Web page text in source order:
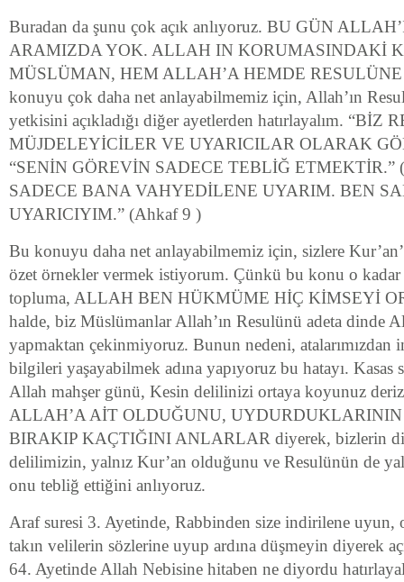
Buradan da şunu çok açık anlıyoruz. BU GÜN
ARAMIZDA YOK. ALLAH IN KORUMASINDAKİ
MÜSLÜMAN, HEM ALLAH’A HEMDE
konuyu çok daha net anlayabilmemiz için, Allah’ın
yetkisini açıkladığı diğer ayetlerden hatırlayalım.
MÜJDELEYİCİLER VE UYARICILAR OLARAK
“SENİN GÖREVİN SADECE TEBLİĞ ETMEKTİR.”
SADECE BANA VAHYEDİLENE UYARIM. BEN
UYARICIYIM.” (Ahkaf 9 )
Bu konuyu daha net anlayabilmemiz için, sizlere
özet örnekler vermek istiyorum. Çünkü bu konu o kadar
topluma, ALLAH BEN HÜKMÜME HİÇ KİMSEYİ
halde, biz Müslümanlar Allah’ın Resulünü adeta dinde
yapmaktan çekinmiyoruz. Bunun nedeni, atalarımızdan
bilgileri yaşayabilmek adına yapıyoruz bu hatayı. Kasas
Allah mahşer günü, Kesin delilinizi ortaya koyunuz
ALLAH’A AİT OLDUĞUNU,
BIRAKIP KAÇTIĞINI ANLARLAR diyerek, bizlerin
delilimizin, yalnız Kur’an olduğunu ve Resulünün de
onu tebliğ ettiğini anlıyoruz.
Araf suresi 3. Ayetinde, Rabbinden size indirilene uyun,
takın velilerin sözlerine uyup ardına düşmeyin diyerek
64. Ayetinde Allah Nebisine hitaben ne diyordu